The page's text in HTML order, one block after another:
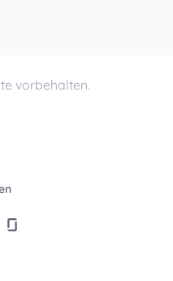
vorbehalten.